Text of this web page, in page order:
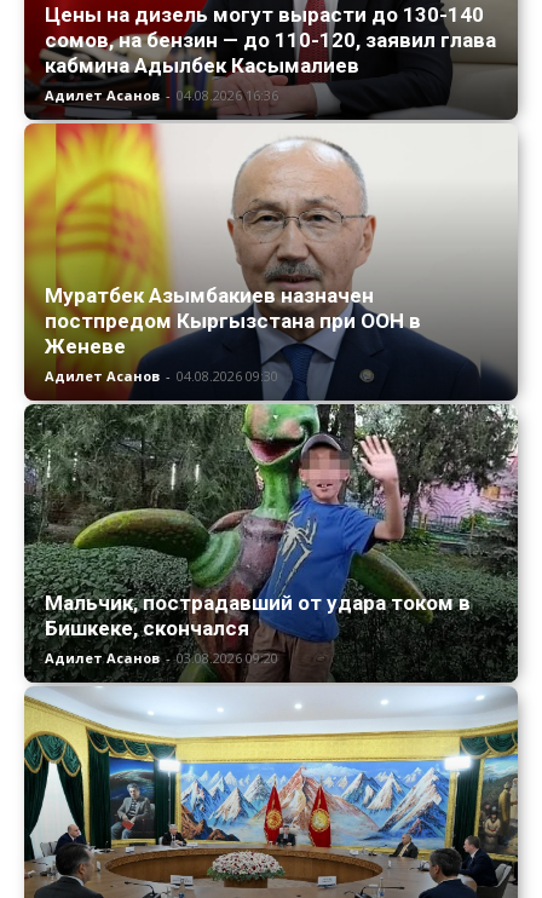
Цены на дизель могут вырасти до 130-140
сомов, на бензин — до 110-120, заявил глава
кабмина Адылбек Касымалиев
Адилет Асанов - 04.08.2026 16:36
Муратбек Азымбакиев назначен
постпредом Кыргызстана при ООН в
Женеве
Адилет Асанов - 04.08.2026 09:30
Мальчик, пострадавший от удара током в
Бишкеке, скончался
Адилет Асанов - 03.08.2026 09:20